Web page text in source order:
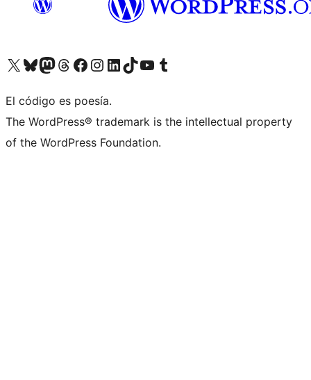
Visita nuestra cuenta de X (anteriormente Twitter)
Visita nuestra cuenta de Bluesky
Visita nuestra cuenta de Mastodon
Visita nuestra cuenta de Threads
Visita nuestra página de Facebook
Visita nuestra cuenta de Instagram
Visita nuestra cuenta de LinkedIn
Visita nuestra cuenta de TikTok
Visita nuestro canal de YouTube
Visita nuestra cuenta de Tumblr
El código es poesía.
The WordPress® trademark is the intellectual property
of the WordPress Foundation.